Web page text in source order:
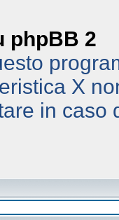
phpBB 2
X
in caso